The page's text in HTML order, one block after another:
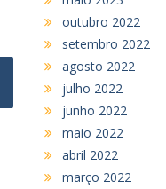
outubro 2022
setembro 2022
agosto 2022
julho 2022
junho 2022
maio 2022
abril 2022
março 2022